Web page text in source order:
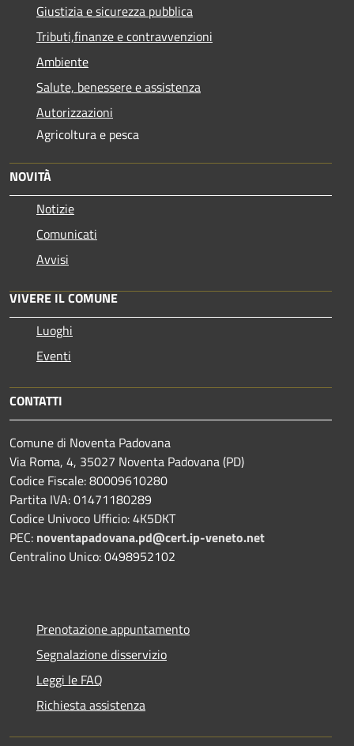
Giustizia e sicurezza pubblica
Tributi,finanze e contravvenzioni
Ambiente
Salute, benessere e assistenza
Autorizzazioni
Agricoltura e pesca
NOVITÀ
Notizie
Comunicati
Avvisi
VIVERE IL COMUNE
Luoghi
Eventi
CONTATTI
Comune di Noventa Padovana
Via Roma, 4, 35027 Noventa Padovana (PD)
Codice Fiscale: 80009610280
Partita IVA: 01471180289
Codice Univoco Ufficio: 4K5DKT
PEC: noventapadovana.pd@cert.ip-veneto.net
Centralino Unico: 0498952102
Prenotazione appuntamento
Segnalazione disservizio
Leggi le FAQ
Richiesta assistenza